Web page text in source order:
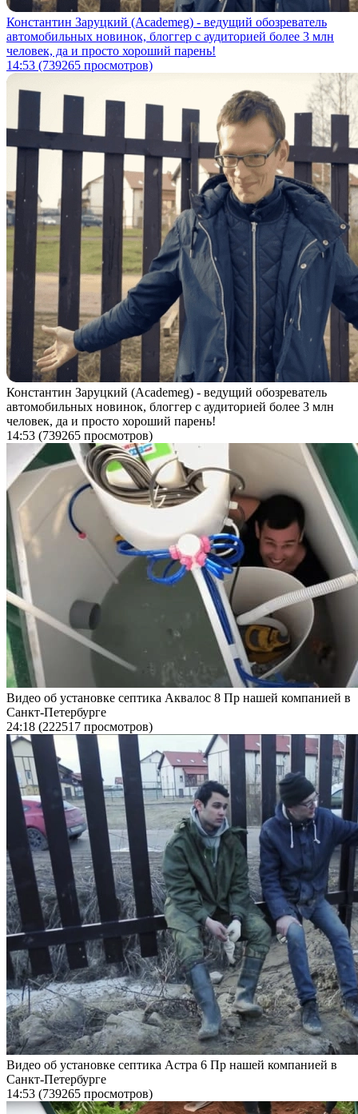
Константин Заруцкий (Academeg) - ведущий обозреватель
автомобильных новинок, блоггер с аудиторией более 3 млн
человек, да и просто хороший парень!
14:53 (739265 просмотров)
Константин Заруцкий (Academeg) - ведущий обозреватель
автомобильных новинок, блоггер с аудиторией более 3 млн
человек, да и просто хороший парень!
14:53 (739265 просмотров)
Видео об установке септика Аквалос 8 Пр нашей компанией в
Санкт-Петербурге
24:18 (222517 просмотров)
Видео об установке септика Астра 6 Пр нашей компанией в
Санкт-Петербурге
14:53 (739265 просмотров)